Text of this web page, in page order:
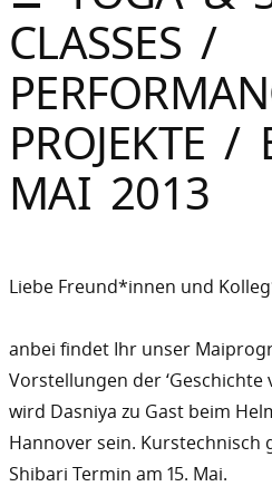
Sommer
Gebloggt
CLASSES /
PROJEKTE
MAI 2013
Liebe Freund*innen und
anbei findet Ihr unser
Vorstellungen der ‘Geschichte
wird Dasniya zu Gast beim
Hannover sein. Kurstechnisch
Shibari Termin am 15. Mai.